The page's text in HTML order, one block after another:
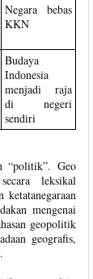
Negara bebas
KKN
Budaya
Indonesia
menjadi raja
di negeri
sendiri
“politik”. Geo
leksikal
ketatanegaraan
mengenai
geopolitik
geografis,